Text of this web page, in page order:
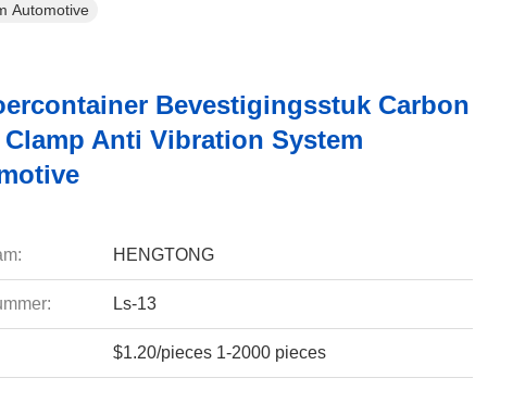
Automotive
Bevestigingsstuk Carbon
Clamp Anti Vibration System
HENGTONG
Ls-13
$1.20/pieces 1-2000 pieces